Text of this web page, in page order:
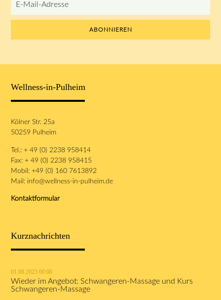
E-
Mail-
ABONNIEREN
Wellness-in-Pulheim
Kölner Str. 25a
50259 Pulheim
Tel.: + 49 (0) 2238 958414
Fax: + 49 (0) 2238 958415
Mobil: +49 (0) 160 7613892
Mail: info@wellness-in-pulheim.de
Kontaktformular
Kurznachrichten
01.08.2023 00:00
Wieder im Angebot: Schwangeren-Massage und Kurs
Schwangeren-Massage